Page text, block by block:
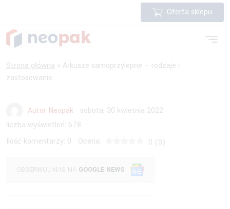
Oferta sklepu
Strona główna » Arkusze samoprzylepne – rodzaje i
zastosowanie
Autor Neopak · sobota, 30 kwietnia 2022 ·
liczba wyświetleń: 678
Ilość komentarzy: 0 · Ocena: 0 (0)
OBSERWUJ NAS NA GOOGLE NEWS